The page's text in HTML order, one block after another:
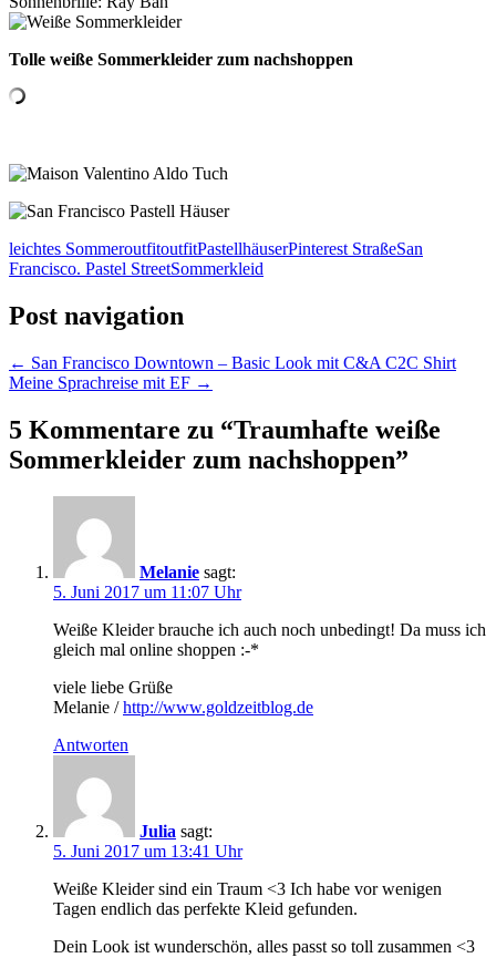
Tolle weiße Sommerkleider zum nachshoppen
leichtes SommeroutfitoutfitPastellhäuserPinterest StraßeSan
Francisco. Pastel StreetSommerkleid
Post navigation
← San Francisco Downtown – Basic Look mit C&A C2C Shirt
Meine Sprachreise mit EF →
5 Kommentare zu “Traumhafte weiße
Sommerkleider zum nachshoppen”
Melanie sagt:
5. Juni 2017 um 11:07 Uhr
Weiße Kleider brauche ich auch noch unbedingt! Da muss ich
gleich mal online shoppen :-*
viele liebe Grüße
Melanie /http://www.goldzeitblog.de
Antworten
Julia sagt:
5. Juni 2017 um 13:41 Uhr
Weiße Kleider sind ein Traum <3 Ich habe vor wenigen
Tagen endlich das perfekte Kleid gefunden.
Dein Look ist wunderschön, alles passt so toll zusammen <3